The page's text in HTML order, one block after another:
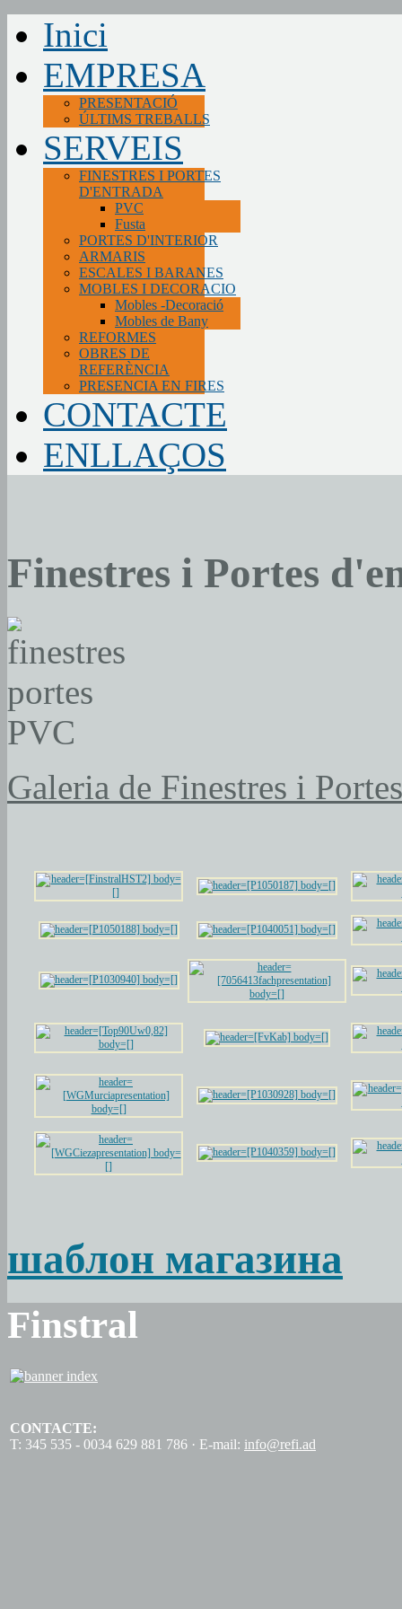
Inici
EMPRESA
PRESENTACIÓ
ÚLTIMS TREBALLS
SERVEIS
FINESTRES I PORTES
D'ENTRADA
PVC
Fusta
PORTES D'INTERIOR
ARMARIS
ESCALES I BARANES
MOBLES I DECORACIO
Mobles -Decoració
Mobles de Bany
REFORMES
OBRES DE
REFERÈNCIA
PRESENCIA EN FIRES
CONTACTE
ENLLAÇOS
Finestres i Portes
Galeria de Finestres i
шаблон магазина
Finstral
CONTACTE:
T: 345 535 - 0034 629 881 786 · E-mail: info@refi.ad